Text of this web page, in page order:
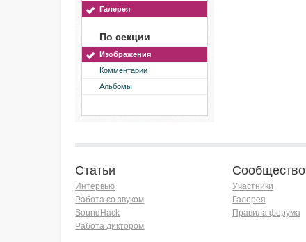
Галерея
По секции
Изображения
Комментарии
Альбомы
Статьи
Интервью
Работа со звуком
SoundHack
Работа диктором
Сообщество
Участники
Галерея
Правила форума